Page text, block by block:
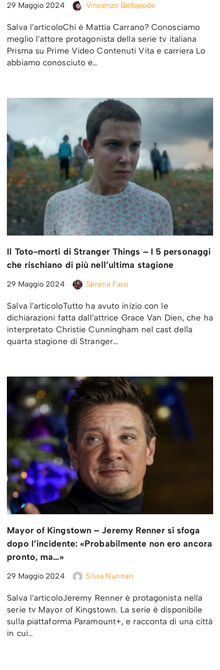
29 Maggio 2024 Vincenzo Bellopede
Salva l’articoloChi è Mattia Carrano? Conosciamo
meglio l’attore protagonista della serie tv italiana
Prisma su Prime Video Contenuti Vita e carriera Lo
abbiamo conosciuto e…
Il Toto-morti di Stranger Things – I 5 personaggi
che rischiano di più nell’ultima stagione
29 Maggio 2024 Serena Faro
Salva l’articoloTutto ha avuto inizio con le
dichiarazioni fatta dall’attrice Grace Van Dien, che ha
interpretato Christie Cunningham nel cast della
quarta stagione di Stranger…
Mayor of Kingstown – Jeremy Renner si sfoga
dopo l’incidente: «Probabilmente non ero ancora
pronto, ma…»
29 Maggio 2024 Silvia Nunnari
Salva l’articoloJeremy Renner è protagonista nella
serie tv Mayor of Kingstown. La serie è disponibile
sulla piattaforma Paramount+, e racconta di una città
in cui…